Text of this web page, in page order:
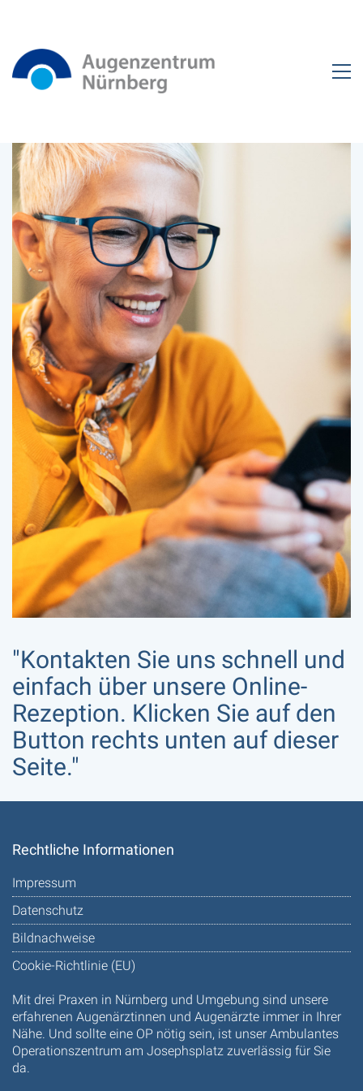
"Kontakten Sie uns schnell und
einfach über unsere Online-
Rezeption. Klicken Sie auf den
Button rechts unten auf dieser
Seite."
Rechtliche Informationen
Impressum
Datenschutz
Bildnachweise
Cookie-Richtlinie (EU)
Mit drei Praxen in Nürnberg und Umgebung sind unsere
erfahrenen Augenärztinnen und Augenärzte immer in Ihrer
Nähe. Und sollte eine OP nötig sein, ist unser Ambulantes
Operationszentrum am Josephsplatz zuverlässig für Sie
da.